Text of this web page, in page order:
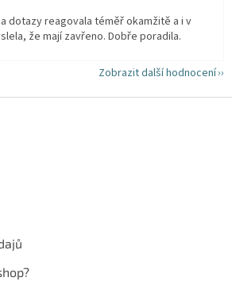
dotazy reagovala téměř okamžitě a i v
že mají zavřeno. Dobře poradila.
Zobrazit další hodnocení